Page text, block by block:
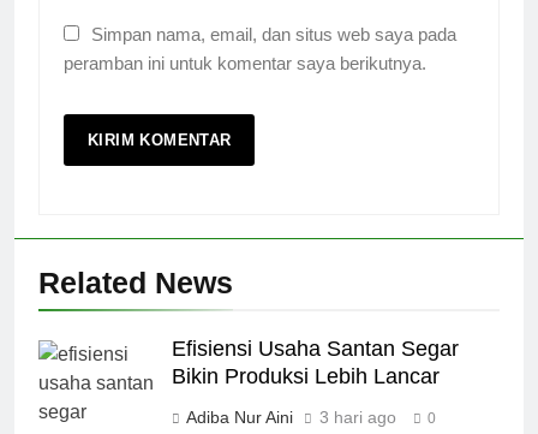
Simpan nama, email, dan situs web saya pada
peramban ini untuk komentar saya berikutnya.
Related News
Efisiensi Usaha Santan Segar
Bikin Produksi Lebih Lancar
Adiba Nur Aini 3 hari ago 0